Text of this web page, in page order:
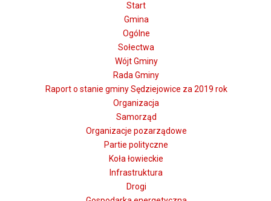
Start
Gmina
Ogólne
Sołectwa
Wójt Gminy
Rada Gminy
Raport o stanie gminy Sędziejowice za 2019 rok
Organizacja
Samorząd
Organizacje pozarządowe
Partie polityczne
Koła łowieckie
Infrastruktura
Drogi